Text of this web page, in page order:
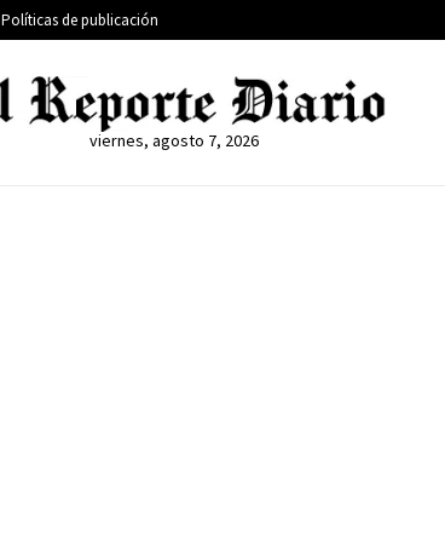
Políticas de publicación
viernes, agosto 7, 2026